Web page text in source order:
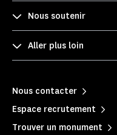
Nous soutenir
Aller plus loin
Nous contacter
Espace recrutement
Trouver un monument